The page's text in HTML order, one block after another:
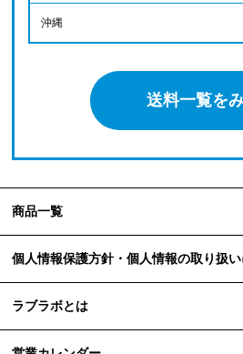
沖縄
送料一覧を
商品一覧
個人情報保護方針・個人情報の取り扱
ラブラボとは